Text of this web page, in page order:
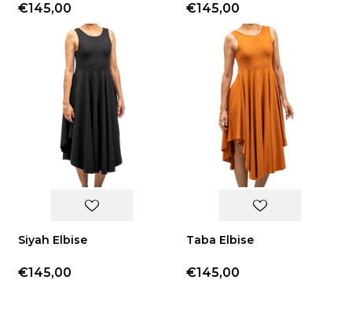
€145,00 €145,00
Siyah Elbise
€145,00
Taba Elbise
€145,00